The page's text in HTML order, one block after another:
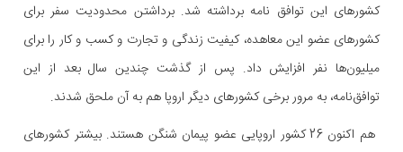
کشورهای این توافق نامه برداشته شد. برداشتن محدودیت سفر برای
کشورهای عضو این معاهده، کیفیت زندگی و تجارت و کسب و کار را برای
میلیون‌ها نفر افزایش داد. پس از گذشت چندین سال بعد از این
توافق‌نامه، به مرور برخی کشورهای دیگر اروپا هم به آن ملحق شدند.
هم اکنون 26 کشور اروپایی عضو پیمان شنگن هستند. بیشتر کشورهای